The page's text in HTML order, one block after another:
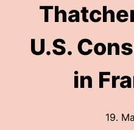
U.S.
in
19.